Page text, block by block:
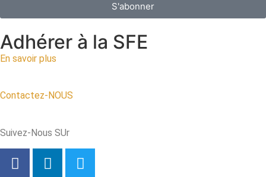
S'abonner
Adhérer à la SFE
En savoir plus
Contactez-NOUS
Suivez-Nous SUr